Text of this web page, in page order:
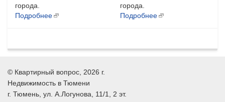
города.
Подробнее
города.
Подробнее
© Квартирный вопрос , 2026 г.
Недвижимость в Тюмени
г. Тюмень , ул. А.Логунова, 11/1, 2 эт.